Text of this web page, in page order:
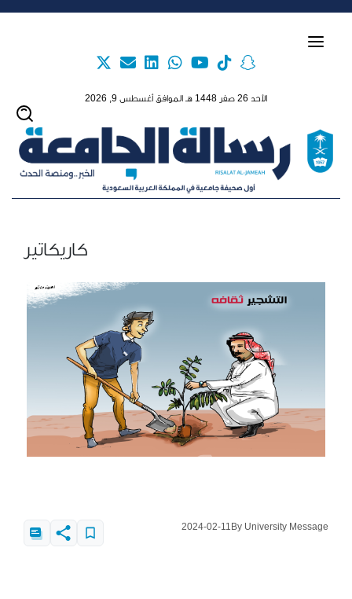
الأحد 26 صفر 1448 هـ الموافق أغسطس 9, 2026
كاريكاتير
2024-02-11 By University Message